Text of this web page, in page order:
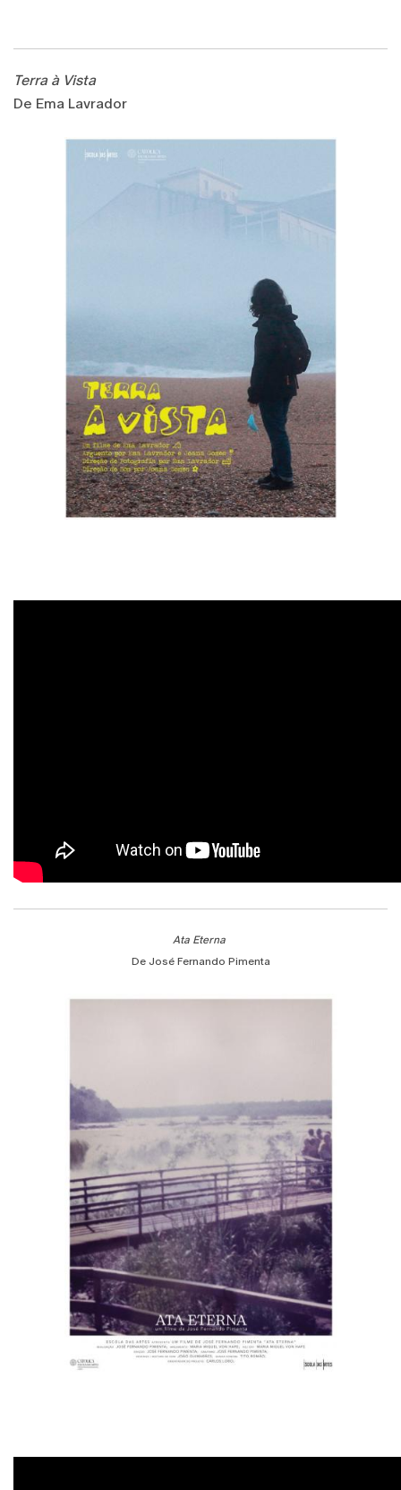
Terra à Vista
De Ema Lavrador
Ata Eterna
De José Fernando Pimenta